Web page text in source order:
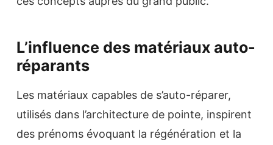
L’influence des matériaux auto-
réparants
Les matériaux capables de s’auto-réparer,
utilisés dans l’architecture de pointe, inspirent
des prénoms évoquant la régénération et la